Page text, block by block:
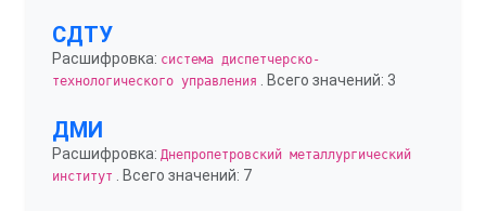
СДТУ
Расшифровка: система диспетчерско-
технологического управления
. Всего значений: 3
ДМИ
Расшифровка: Днепропетровский металлургический
институт
. Всего значений: 7